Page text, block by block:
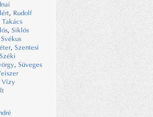
, Rudolf
Takács
, Siklós
Svékus
, Szentesi
Széki
, Süveges
Vízy